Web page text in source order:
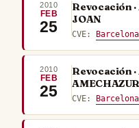
2010
FEB
25
Revocación ·
JOAN
CVE:
2010
FEB
25
Revocación
CVE: